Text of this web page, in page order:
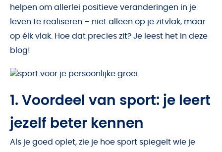
helpen om allerlei positieve veranderingen in je
leven te realiseren – niet alleen op je zitvlak, maar
op élk vlak. Hoe dat precies zit? Je leest het in deze
blog!
1. Voordeel van sport: je leert
jezelf beter kennen
Als je goed oplet, zie je hoe sport spiegelt wie je